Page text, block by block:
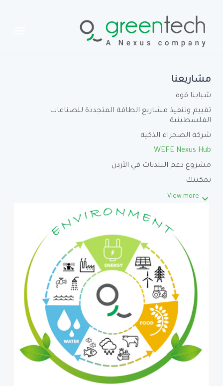
مشاريعنا
شبابنا قوة
تقييم وتنفيذ مشاريع الطاقة المتجددة للصناعات
الفلسطينية
شركة الصحراء الذكية
WEFE Nexus Hub
مشروع دعم البلديات في الأردن
تمكينك
keyboard_arrow_down